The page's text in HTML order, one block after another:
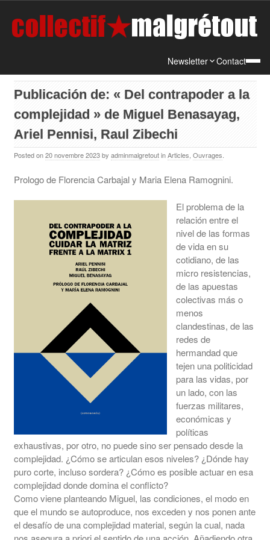
Newsletter Contact
Publicación de: « Del contrapoder a la
complejidad » de Miguel Benasayag,
Ariel Pennisi, Raul Zibechi
Posted on 20 novembre 2023by adminmalgretout in Articles Ouvrages
Prologo de Florencia Carbajal y Maria Elena Ramognini.
El problema de la
relación entre el
nivel de las formas
de vida en su
cotidiano, de las
micro resistencias,
de las apuestas
colectivas más o
menos
clandestinas, de las
redes de
hermandad que
tejen una politicidad
para las vidas, por
un lado, con las
fuerzas militares,
económicas y
políticas
exhaustivas, por otro, no puede sino ser pensado desde la
complejidad. ¿Cómo se articulan esos niveles? ¿Dónde hay
puro corte, incluso sordera? ¿Cómo es posible actuar en esa
complejidad donde domina el conflicto?
Como viene planteando Miguel, las condiciones, el modo en
que el mundo se autoproduce, nos exceden y nos ponen ante
el desafío de una complejidad material, según la cual, nada